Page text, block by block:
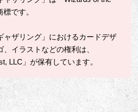
です。
ザリング」におけるカードデザ
イラストなどの権利は、
LLC」が保有しています。